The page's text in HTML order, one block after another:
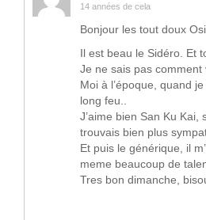
14 années de cela
Bonjour les tout doux
Il est beau le Sidéro. Et
Je ne sais pas comment
Moi à l’époque, quand
long feu..
J’aime bien San Ku
trouvais bien plus
Et puis le générique, il
meme beaucoup de
Tres bon dimanche,